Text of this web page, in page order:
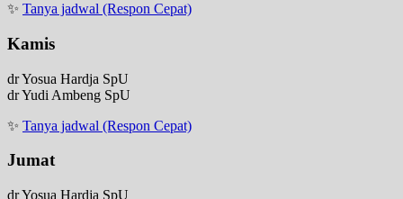
✨ Tanya jadwal (Respon Cepat)
Kamis
dr Yosua Hardja SpU
dr Yudi Ambeng SpU
✨ Tanya jadwal (Respon Cepat)
Jumat
dr Yosua Hardja SpU